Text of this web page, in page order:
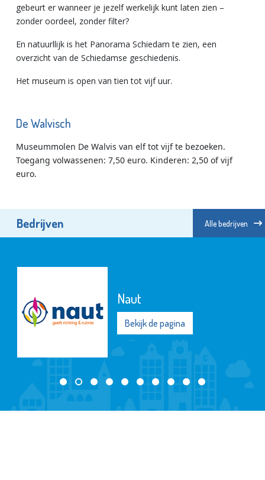
gebeurt er wanneer je jezelf werkelijk kunt laten zien –
zonder oordeel, zonder filter?
En natuurllijk is het Panorama Schiedam te zien, een
overzicht van de Schiedamse geschiedenis.
Het museum is open van tien tot vijf uur.
De Walvisch
Museummolen De Walvis van elf tot vijf te bezoeken.
Toegang volwassenen: 7,50 euro. Kinderen: 2,50 of vijf
euro.
Bedrijven Alle bedrijven
Naut
Bekijk de pagina